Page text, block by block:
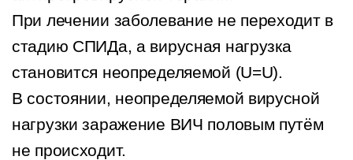
При лечении заболевание не переходит в
стадию СПИДа, а вирусная нагрузка
становится неопределяемой (U=U).
В состоянии, неопределяемой вирусной
нагрузки заражение ВИЧ половым путём
не происходит.